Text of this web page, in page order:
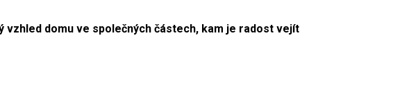
domu ve společných částech, kam je radost vejít